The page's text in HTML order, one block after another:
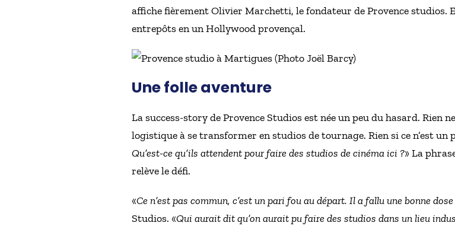
affiche fièrement Olivier Marchetti, le fondateur de Provence studios.
entrepôts en un Hollywood provençal.
Une folle aventure
La success-story de Provence Studios est née un peu du hasard. Rien
logistique à se transformer en studios de tournage. Rien si ce n’est
Qu’est-ce qu’ils attendent pour faire des studios de cinéma ici ?» La
relève le défi.
«Ce n’est pas commun, c’est un pari fou au départ. Il a fallu une bonne
Studios. «Qui aurait dit qu’on aurait pu faire des studios dans un lieu